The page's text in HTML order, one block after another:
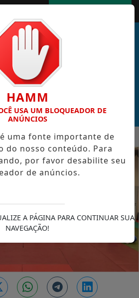
ELEIÇÃO DO GOL MAIS BONITO DA
MENU
HAMM
USA UM BLOQUEADOR DE
ANÚNCIOS
uma fonte importante de
do nosso conteúdo. Para
por favor desabilite seu
de anúncios.
A PÁGINA PARA CONTINUAR SUA
NAVEGAÇÃO!